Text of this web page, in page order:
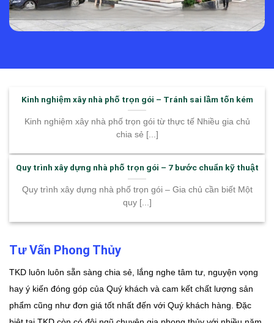
Kinh nghiệm xây nhà phố trọn gói – Tránh sai lầm tốn kém
Kinh nghiệm xây nhà phố trọn gói từ thực tế Nhiều gia chủ
chia sẻ [...]
Quy trình xây dựng nhà phố trọn gói – 7 bước chuẩn kỹ thuật
Quy trình xây dựng nhà phố trọn gói – Gia chủ cần biết Một
quy [...]
Tư Vấn Phong Thủy
TKD luôn luôn sẵn sàng chia sẻ, lắng nghe tâm tư, nguyện vọng
hay ý kiến đóng góp của Quý khách và cam kết chất lượng sản
phẩm cũng như đơn giá tốt nhất đến với Quý khách hàng. Đặc